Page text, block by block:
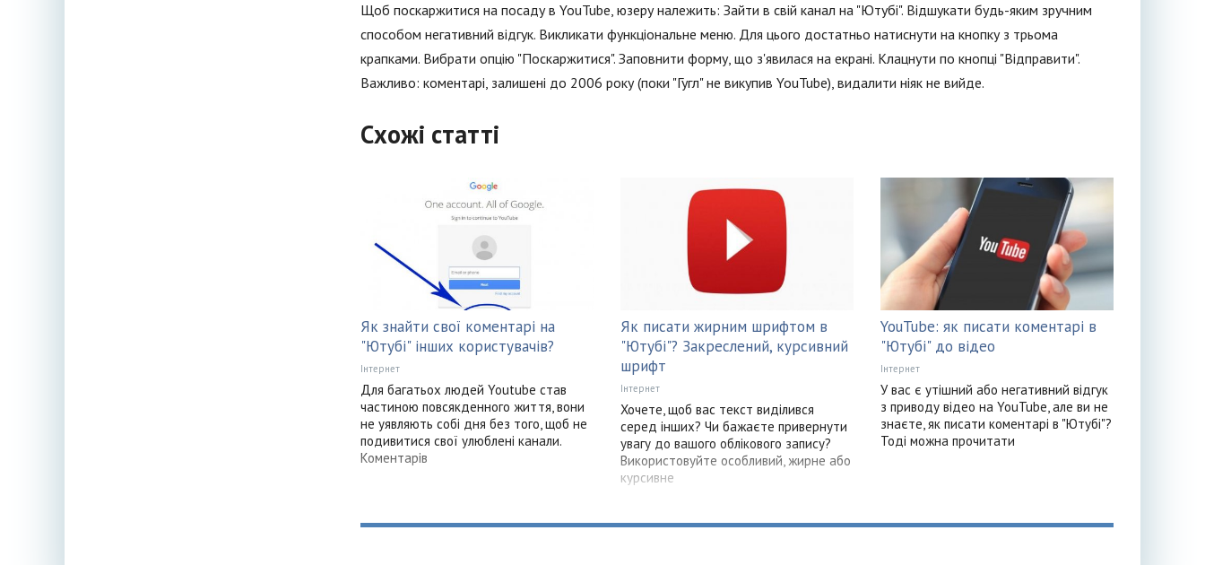
Щоб поскаржитися на посаду в YouTube, юзеру належить: Зайти в свій канал на "Ютубі". Відшукати будь-яким зручним
способом негативний відгук. Викликати функціональне меню. Для цього достатньо натиснути на кнопку з трьома
крапками. Вибрати опцію "Поскаржитися". Заповнити форму, що з'явилася на екрані. Клацнути по кнопці "Відправити".
Важливо: коментарі, залишені до 2006 року (поки "Гугл" не викупив YouTube), видалити ніяк не вийде.
Схожі статті
Як знайти свої коментарі на
"Ютубі" інших користувачів?
Інтернет
Для багатьох людей Youtube став
частиною повсякденного життя, вони
не уявляють собі дня без того, щоб не
подивитися свої улюблені канали.
Коментарів
Як писати жирним шрифтом в
"Ютубі"? Закреслений, курсивний
шрифт
Інтернет
Хочете, щоб вас текст виділився
серед інших? Чи бажаєте привернути
увагу до вашого облікового запису?
Використовуйте особливий, жирне або
курсивне
YouTube: як писати коментарі в
"Ютубі" до відео
Інтернет
У вас є утішний або негативний відгук
з приводу відео на YouTube, але ви не
знаєте, як писати коментарі в "Ютубі"?
Тоді можна прочитати